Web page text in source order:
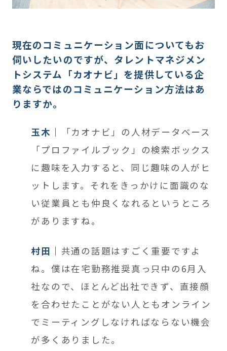
現在のコミュニケーション面についてもお
伺いしたいのですが、タレントマネジメン
トシステム「カオナビ」を提供している企
業ならではのコミュニケーション方法はあ
りますか。
玉木
「カオナビ」の人材データベース
「プロファイルブック」の検索ボックス
に趣味を入力すると、同じ趣味の人がヒ
ットします。それをきっかけに面識のな
い従業員とも仲良くなれるというところ
がありますね。
村田
共通の話題はすごく重要ですよ
ね。僕は在宅勤務推奨真っ只中の6月入
社なので、ほとんど出社できず、直接顔
を合わせたことがない人ともオンライン
でミーティングしなければならない機会
が多くありました。